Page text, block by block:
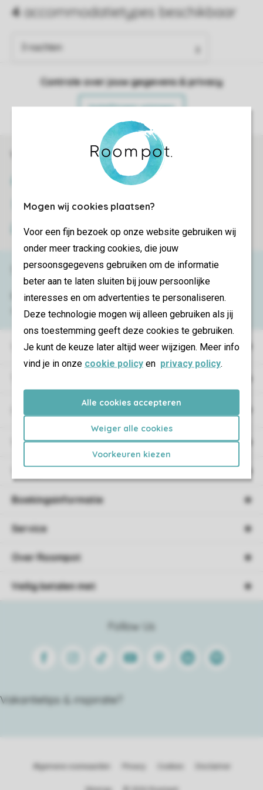
Mogen wij cookies plaatsen?
Voor een fijn bezoek op onze website gebruiken wij
onder meer tracking cookies, die jouw
persoonsgegevens gebruiken om de informatie
beter aan te laten sluiten bij jouw persoonlijke
interesses en om advertenties te personaliseren.
Deze technologie mogen wij alleen gebruiken als jij
ons toestemming geeft deze cookies te gebruiken.
Je kunt de keuze later altijd weer wijzigen. Meer info
vind je in onze cookie policy en privacy policy.
Alle cookies accepteren
Weiger alle cookies
Voorkeuren kiezen
Controle over jouw gegevens & privacy
Instellingen wijzigen
Veilig en snel online boeken
Veilige gegevensoverdracht
Veilige betaling
Vakantieparken
Campings
Vakantieverblijf
Verblijf
Service & contact
Bekijk deveelgestelde vragenof neem
contact op met het Contact Center .
Follow Us
FacebookInstagram
Tiktok Youtube PinterestLinkedinSpotify
Vakantietips & inspiratie?
Boekingsinformatie
Service
Over Roompot
Veilig betalen met